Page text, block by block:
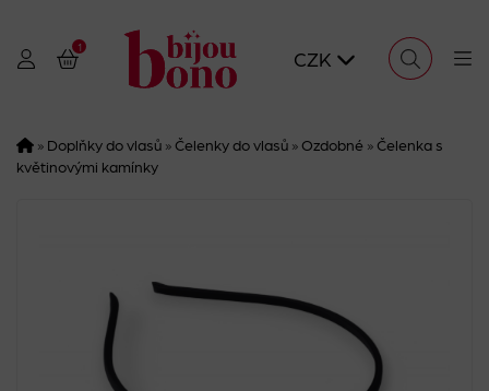
1
CZK
» Doplňky do vlasů» Čelenky do vlasů» Ozdobné » Čelenka s
květinovými kamínky